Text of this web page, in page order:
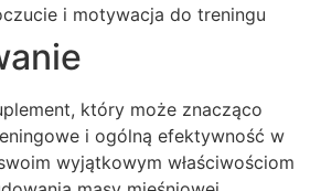
i motywacja do treningu
który może znacząco
i ogólną efektywność w
wyjątkowym właściwościom